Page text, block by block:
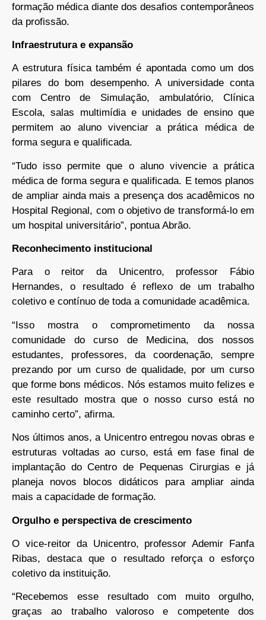
formação médica diante dos desafios contemporâneos
da profissão.
Infraestrutura e expansão
A estrutura física também é apontada como um dos
pilares do bom desempenho. A universidade conta
com Centro de Simulação, ambulatório, Clínica
Escola, salas multimídia e unidades de ensino que
permitem ao aluno vivenciar a prática médica de
forma segura e qualificada.
“Tudo isso permite que o aluno vivencie a prática
médica de forma segura e qualificada. E temos planos
de ampliar ainda mais a presença dos acadêmicos no
Hospital Regional, com o objetivo de transformá-lo em
um hospital universitário”, pontua Abrão.
Reconhecimento institucional
Para o reitor da Unicentro, professor Fábio
Hernandes, o resultado é reflexo de um trabalho
coletivo e contínuo de toda a comunidade acadêmica.
“Isso mostra o comprometimento da nossa
comunidade do curso de Medicina, dos nossos
estudantes, professores, da coordenação, sempre
prezando por um curso de qualidade, por um curso
que forme bons médicos. Nós estamos muito felizes e
este resultado mostra que o nosso curso está no
caminho certo”, afirma.
Nos últimos anos, a Unicentro entregou novas obras e
estruturas voltadas ao curso, está em fase final de
implantação do Centro de Pequenas Cirurgias e já
planeja novos blocos didáticos para ampliar ainda
mais a capacidade de formação.
Orgulho e perspectiva de crescimento
O vice-reitor da Unicentro, professor Ademir Fanfa
Ribas, destaca que o resultado reforça o esforço
coletivo da instituição.
“Recebemos esse resultado com muito orgulho,
graças ao trabalho valoroso e competente dos